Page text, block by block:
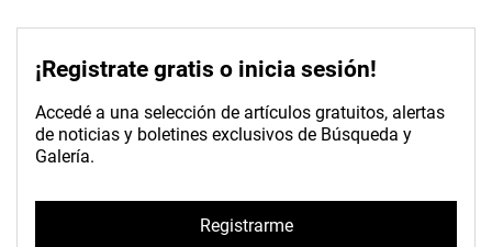
¡Registrate gratis o inicia sesión!
Accedé a una selección de artículos gratuitos, alertas
de noticias y boletines exclusivos de Búsqueda y
Galería.
Registrarme